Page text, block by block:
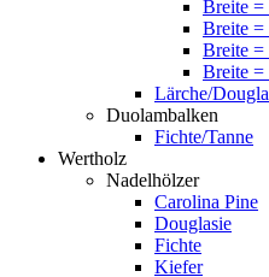
Breite =
Breite =
Breite =
Breite =
Lärche/
Duolambalken
Fichte/Tanne
Wertholz
Nadelhölzer
Carolina Pine
Douglasie
Fichte
Kiefer